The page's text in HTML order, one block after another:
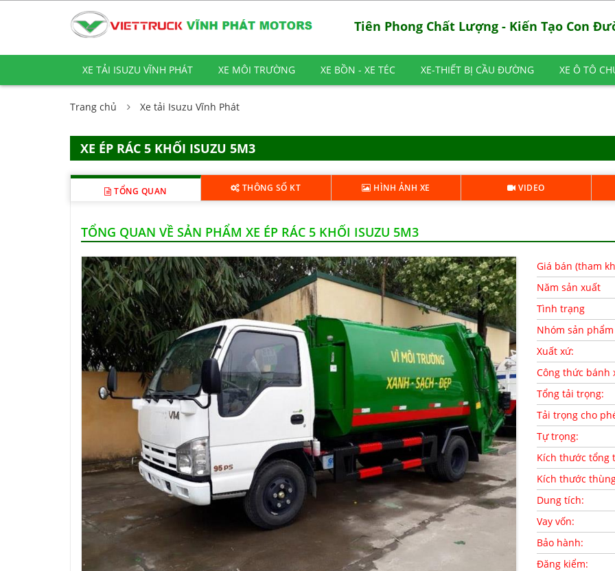
Tiên Phong Chất Lượng - Kiến Tạo Con
XE TẢI ISUZU VĨNH PHÁT XE MÔI TRƯỜNG XE BỒN - XE TÉC XE-THIẾT BỊ CẦU ĐƯỜNG XE Ô TÔ
Trang chủ Xe tải Isuzu Vĩnh Phát
XE ÉP RÁC 5 KHỐI ISUZU 5M3
TỔNG QUAN THÔNG SỐ KT HÌNH ẢNH XE VIDEO
TỔNG QUAN VỀ SẢN PHẨM XE ÉP RÁC 5 KHỐI ISUZU 5M3
Giá bán (tham
Năm sản xuất
Tình trạng
Nhóm sản phẩm
Xuất xứ:
Công thức bánh
Tổng tải trọng:
Tải trọng cho
Tự trọng:
Kích thước tổng
Kích thước
Dung tích:
Vay vốn:
Bảo hành:
Đăng kiểm: